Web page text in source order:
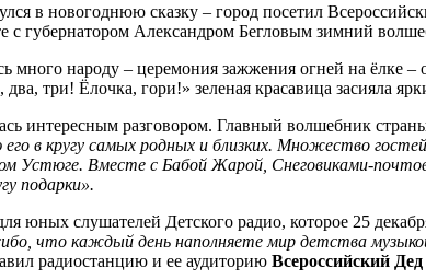
в новогоднюю сказку – город посетил
с губернатором Александром Бегловым зимний
народу – церемония зажжения огней на ёлке
три! Ёлочка, гори!» зеленая красавица засияла
интересным разговором. Главный волшебник
в кругу самых родных и близких. Множество
Устюге. Вместе с Бабой Жарой, Снеговиками-
подарки».
юных слушателей Детского радио, которое 25
что каждый день наполняете мир детства
радиостанцию и ее аудиторию Всероссийский